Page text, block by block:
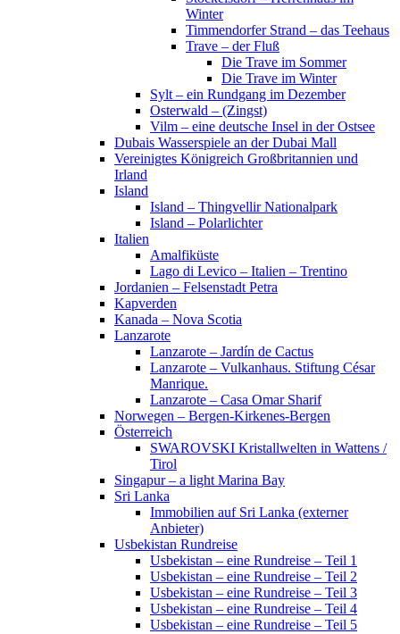
Winter
Timmendorfer Strand – das Teehaus
Trave – der Fluß
Die Trave im Sommer
Die Trave im Winter
Sylt – ein Rundgang im Dezember
Osterwald – (Zingst)
Vilm – eine deutsche Insel in der Ostsee
Dubais Wasserspiele an der Dubai Mall
Vereinigtes Königreich Großbritannien und
Irland
Island
Island – Thingvellir Nationalpark
Island – Polarlichter
Italien
Amalfiküste
Lago di Levico – Italien – Trentino
Jordanien – Felsenstadt Petra
Kapverden
Kanada – Nova Scotia
Lanzarote
Lanzarote – Jardín de Cactus
Lanzarote – Vulkanhaus. Stiftung César
Manrique.
Lanzarote – Casa Omar Sharif
Norwegen – Bergen-Kirkenes-Bergen
Österreich
SWAROVSKI Kristallwelten in Wattens /
Tirol
Singapur – a light Marina Bay
Sri Lanka
Immobilien auf Sri Lanka (externer
Anbieter)
Usbekistan Rundreise
Usbekistan – eine Rundreise – Teil 1
Usbekistan – eine Rundreise – Teil 2
Usbekistan – eine Rundreise – Teil 3
Usbekistan – eine Rundreise – Teil 4
Usbekistan – eine Rundreise – Teil 5